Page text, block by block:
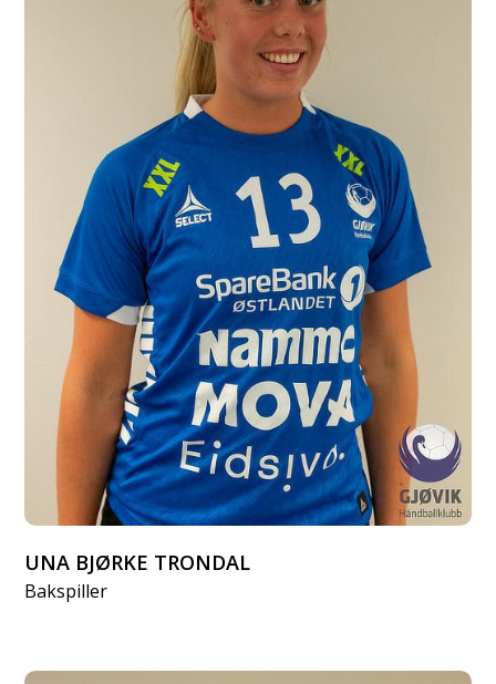
UNA BJØRKE TRONDAL
Bakspiller